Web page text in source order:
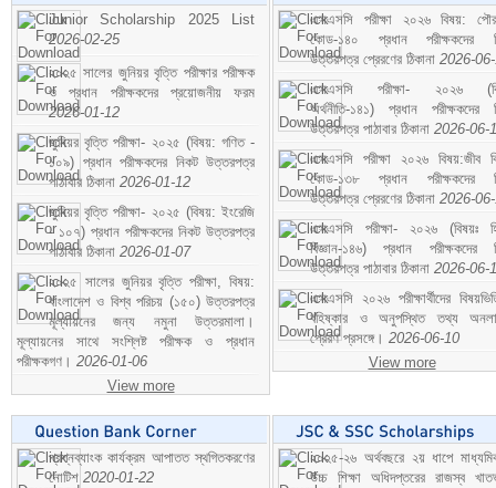
Junior Scholarship 2025 List
2026-02-25
২০২৫ সালের জুনিয়র বৃত্তি পরীক্ষার পরীক্ষক
ও প্রধান পরীক্ষকদের প্রয়োজনীয় ফরম
2026-01-12
জুনিয়র বৃত্তি পরীক্ষা- ২০২৫ (বিষয়: গণিত -
১০৯) প্রধান পরীক্ষকদের নিকট উত্তরপত্র
পাঠাবার ঠিকানা 2026-01-12
জুনিয়র বৃত্তি পরীক্ষা- ২০২৫ (বিষয়: ইংরেজি
- ১০৭) প্রধান পরীক্ষকদের নিকট উত্তরপত্র
পাঠাবার ঠিকানা 2026-01-07
২০২৫ সালের জুনিয়র বৃত্তি পরীক্ষা, বিষয়:
বাংলাদেশ ও বিশ্ব পরিচয় (১৫০) উত্তরপত্র
মূল্যায়নের জন্য নমুনা উত্তরমালা।
মূল্যায়নের সাথে সংশ্লিষ্ট পরীক্ষক ও প্রধান
পরীক্ষকগণ। 2026-01-06
View more
এসএসসি পরীক্ষা ২০২৬ বিষয়:
কোড-১৪০ প্রধান পরীক্ষকদের
উত্তরপত্র প্রেরণের ঠিকানা 2026-
এসএসসি পরীক্ষা- ২০২৬
অর্থনীতি-১৪১) প্রধান পরীক্ষকদের
উত্তরপত্র পাঠাবার ঠিকানা 2026-06-
এসএসসি পরীক্ষা ২০২৬ বিষয়:জীব
কোড-১৩৮ প্রধান পরীক্ষকদের
উত্তরপত্র প্রেরণের ঠিকানা 2026-
এসএসসি পরীক্ষা- ২০২৬ (বিষয়ঃ
বিজ্ঞান-১৪৬) প্রধান পরীক্ষকদের
উত্তরপত্র পাঠাবার ঠিকানা 2026-06-
এসএসসি ২০২৬ পরীক্ষার্থীদের
বহিষ্কার ও অনুপস্থিত তথ্য
প্রেরণ প্রসঙ্গে। 2026-06-10
View more
প্রশ্নব্যাংক কার্যক্রম আপাতত স্থগিতকরণের
নোটিশ 2020-01-22
২০২৫-২৬ অর্থবছরে ২য় ধাপে
উচ্চ শিক্ষা অধিদপ্তরের রাজস্ব